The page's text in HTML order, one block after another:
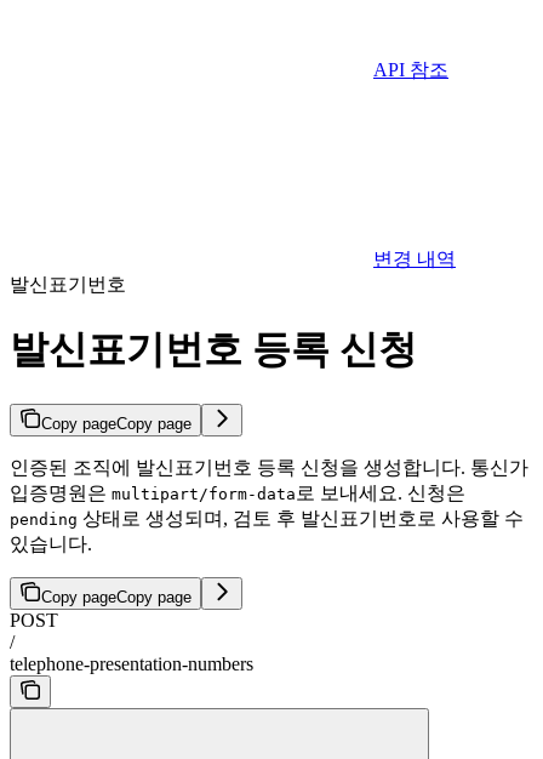
API 참조
변경 내역
발신표기번호
발신표기번호 등록 신청
Copy pageCopy page
인증된 조직에 발신표기번호 등록 신청을 생성합니다. 통신가
입증명원은 multipart/form-data 로 보내세요. 신청은
pending 상태로 생성되며, 검토 후 발신표기번호로 사용할 수
있습니다.
Copy pageCopy page
POST
/
telephone-presentation-numbers